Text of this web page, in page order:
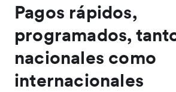
Pagos rápidos,
programados,
nacionales como
internacionales